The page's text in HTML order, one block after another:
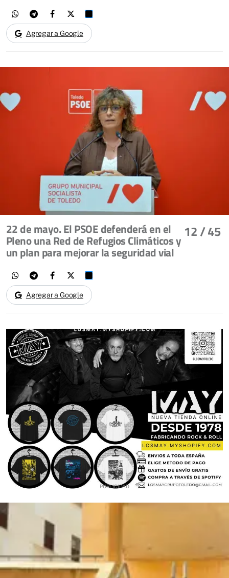
Agregar a Google
12/ 45
22 de mayo. El PSOE defenderá en el
Pleno una Red de Refugios Climáticos y
un plan para mejorar la seguridad vial
Agregar a Google